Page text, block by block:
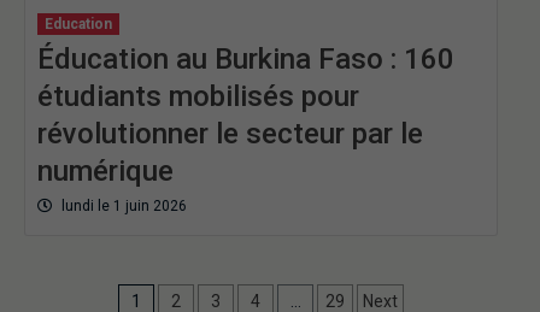
Education
Éducation au Burkina Faso : 160
étudiants mobilisés pour
révolutionner le secteur par le
numérique
lundi le 1 juin 2026
1 2 3 4 29 Next